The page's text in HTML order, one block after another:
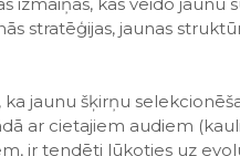
stratēģijas, jaunas
jaunu šķirņu
ar cietajiem audiem
ir tendēti lūkoties uz